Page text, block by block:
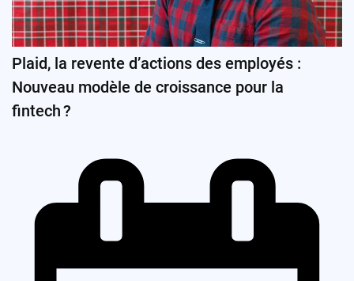
Plaid, la revente d’actions des employés :
Nouveau modèle de croissance pour la
fintech ?